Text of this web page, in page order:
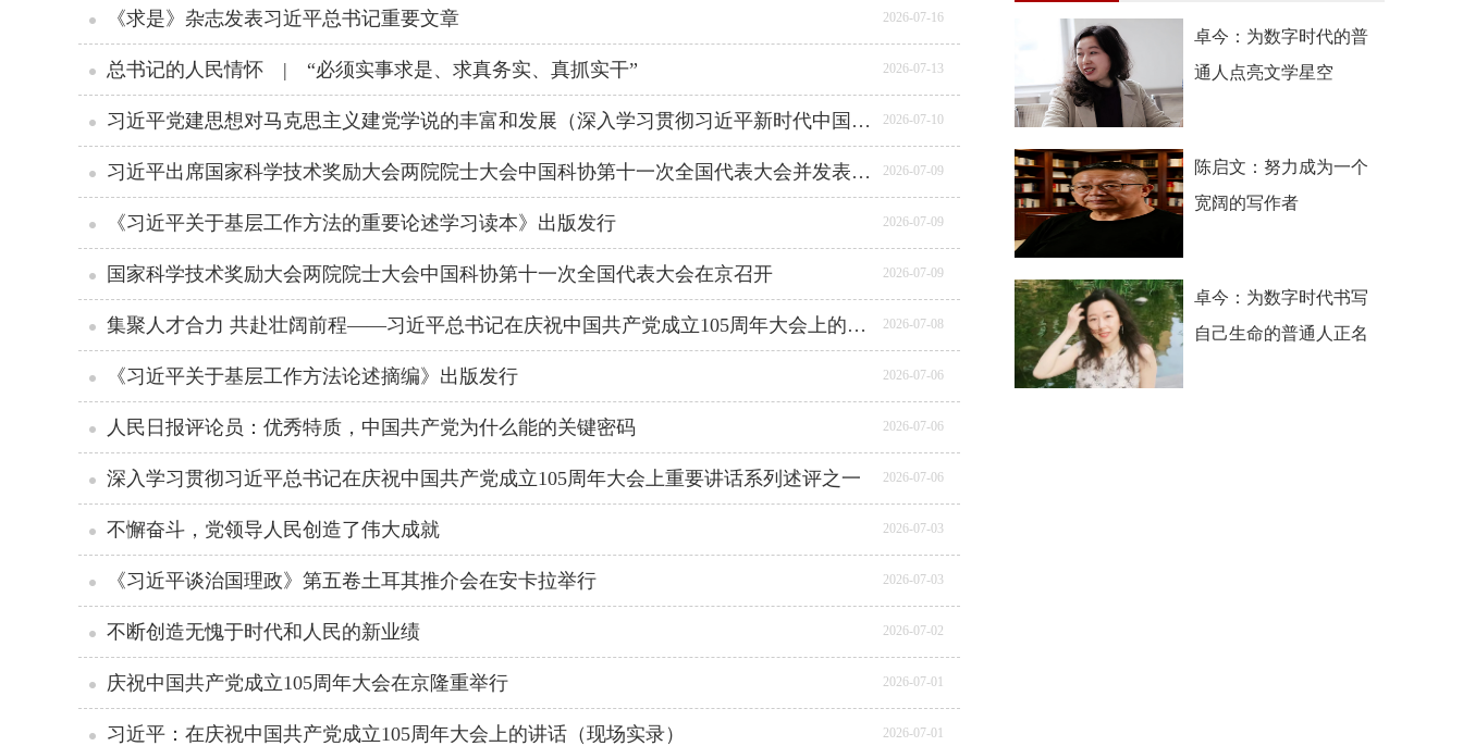
2026-07-16
《求是》杂志发表习近平总书记重要文章
2026-07-13
总书记的人民情怀 | “必须实事求是、求真务实、真抓实干”
2026-07-10
习近平党建思想对马克思主义建党学说的丰富和发展（深入学习贯彻习近平新时代中国特色社会主义思想）
2026-07-09
习近平出席国家科学技术奖励大会两院院士大会中国科协第十一次全国代表大会并发表重要讲话
2026-07-09
《习近平关于基层工作方法的重要论述学习读本》出版发行
2026-07-09
国家科学技术奖励大会两院院士大会中国科协第十一次全国代表大会在京召开
2026-07-08
集聚人才合力 共赴壮阔前程——习近平总书记在庆祝中国共产党成立105周年大会上的重要讲话指引广大知识分子和青年勇担时代重任
2026-07-06
《习近平关于基层工作方法论述摘编》出版发行
2026-07-06
人民日报评论员：优秀特质，中国共产党为什么能的关键密码
2026-07-06
深入学习贯彻习近平总书记在庆祝中国共产党成立105周年大会上重要讲话系列述评之一
2026-07-03
不懈奋斗，党领导人民创造了伟大成就
2026-07-03
《习近平谈治国理政》第五卷土耳其推介会在安卡拉举行
2026-07-02
不断创造无愧于时代和人民的新业绩
2026-07-01
庆祝中国共产党成立105周年大会在京隆重举行
2026-07-01
习近平：在庆祝中国共产党成立105周年大会上的讲话（现场实录）
卓今：为数字时代的普
通人点亮文学星空
陈启文：努力成为一个
宽阔的写作者
卓今：为数字时代书写
自己生命的普通人正名